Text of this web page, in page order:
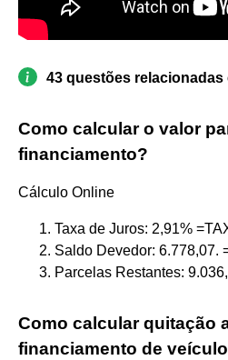
43 questões
Como calcular o valor
financiamento?
Cálculo Online
Taxa de Juros: 2,91%
Saldo Devedor: 6.778,07.
Parcelas Restantes:
Como calcular quitação
financiamento de